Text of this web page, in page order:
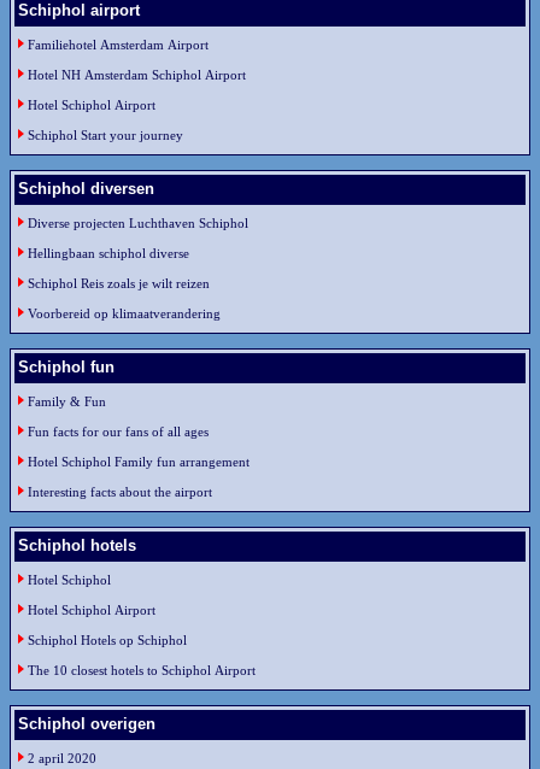
Schiphol airport
Familiehotel Amsterdam Airport
Hotel NH Amsterdam Schiphol Airport
Hotel Schiphol Airport
Schiphol Start your journey
Schiphol diversen
Diverse projecten Luchthaven Schiphol
Hellingbaan schiphol diverse
Schiphol Reis zoals je wilt reizen
Voorbereid op klimaatverandering
Schiphol fun
Family & Fun
Fun facts for our fans of all ages
Hotel Schiphol Family fun arrangement
Interesting facts about the airport
Schiphol hotels
Hotel Schiphol
Hotel Schiphol Airport
Schiphol Hotels op Schiphol
The 10 closest hotels to Schiphol Airport
Schiphol overigen
2 april 2020